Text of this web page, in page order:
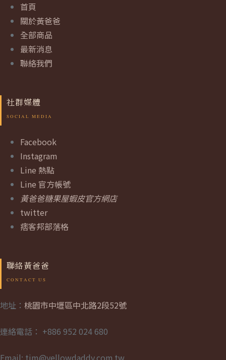
首頁
關於黃爸爸
全部商品
最新消息
聯絡我們
社群媒體
Facebook
Instagram
Line 熱點
Line 官方帳號
黃爸爸糖果屋蝦皮官方網店
twitter
痞客邦部落格
聯絡黃爸爸
地址： 桃園市中壢區中北路2段52號
連絡電話： +886 952 024 680
Email: tim@yellowdaddy.com.tw